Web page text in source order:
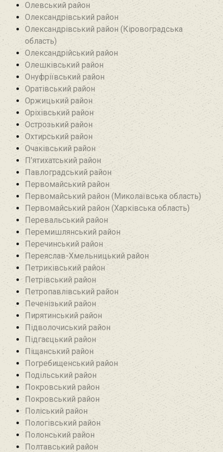
Олевський район‎
Олександрівський район
Олександрівський район (Кіровоградська
область)
Олександрійський район
Олешківський район
Онуфріївський район‎
Оратівський район
Оржицький район
Оріхівський район
Острозький район
Охтирський район
Очаківський район
П’ятихатський район
Павлоградський район
Первомайський район
Первомайський район (Миколаївська область)
Первомайський район (Харківська область)
Перевальський район‎
Перемишлянський район
Перечинський район
Переяслав-Хмельницький район
Петриківський район
Петрівський район‎
Петропавлівський район
Печенізький район
Пирятинський район
Підволочиський район
Підгаєцький район
Піщанський район
Погребищенський район
Подільський район
Покровський район
Покровський район
Поліський район
Пологівський район
Полонський район
Полтавський район